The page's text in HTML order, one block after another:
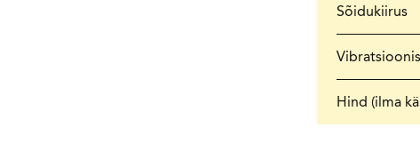
Sõidukiirus
Hind (ilma